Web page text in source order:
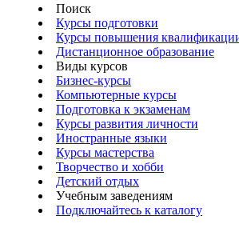
Поиск
Курсы подготовки
Курсы повышения
Дистанционное образование
Виды курсов
Бизнес-курсы
Компьютерные курсы
Подготовка к экзаменам
Курсы развития личности
Иностранные языки
Курсы мастерства
Творчество и хобби
Детский отдых
Учебным заведениям
Подключайтесь к каталогу